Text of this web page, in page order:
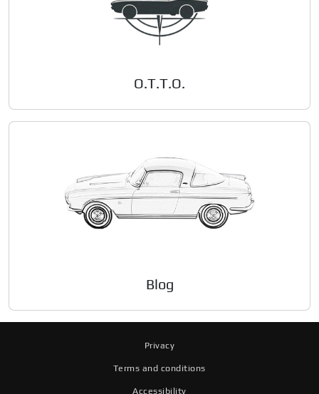
O.T.T.O.
Blog
Privacy
Terms and conditions
Accessibility